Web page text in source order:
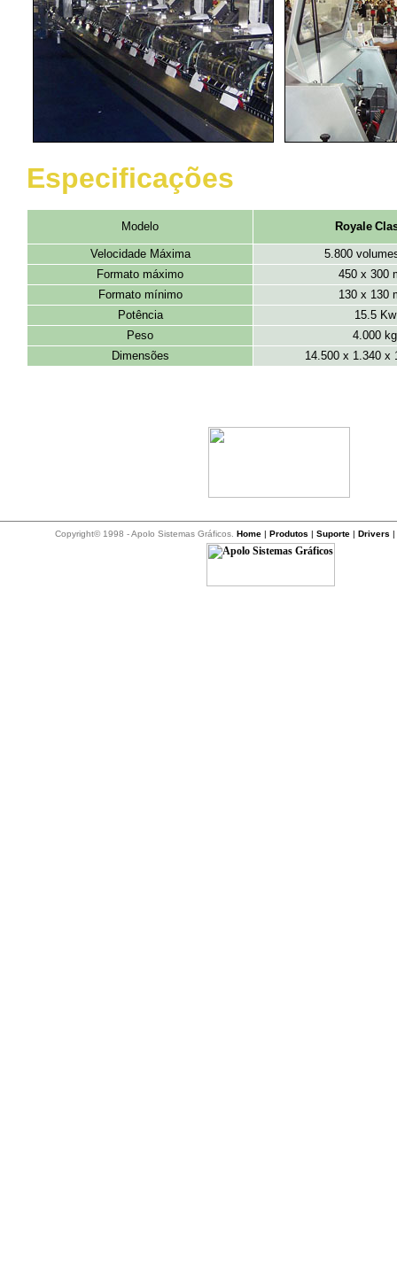
Especificações
Modelo Royale
Velocidade Máxima
5.800
Formato máximo
450 x 300
Formato mínimo
130 x 130
Potência
15.5 Kw
Peso
4.000 kg
Dimensões
14.500 x 1.340 x
Copyright© 1998 - Apolo Sistemas Gráficos. Home | Produtos | Suporte | Drivers |